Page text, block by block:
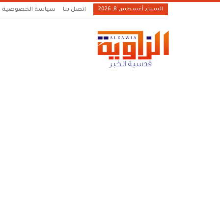
السبت, أغسطس 8, 2026 اتصل بنا سياسة الخصوصية